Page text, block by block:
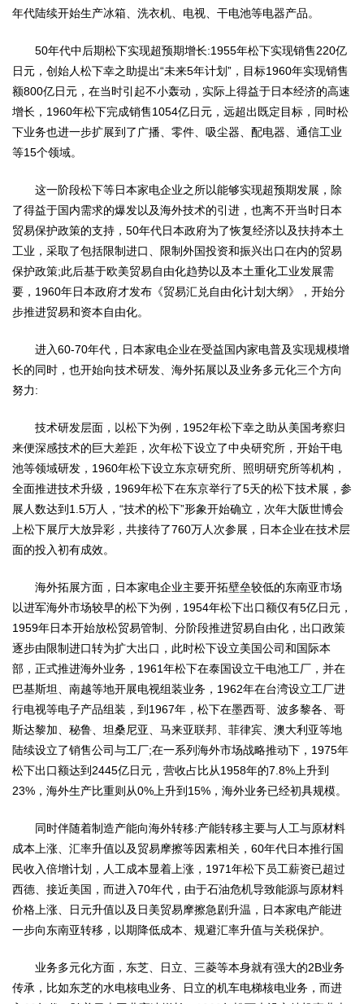
年代陆续开始生产冰箱、洗衣机、电视、干电池等电器产品。
50年代中后期松下实现超预期增长:1955年松下实现销售220亿
日元，创始人松下幸之助提出“未来5年计划”，目标1960年实现销售
额800亿日元，在当时引起不小轰动，实际上得益于日本经济的高速
增长，1960年松下完成销售1054亿日元，远超出既定目标，同时松
下业务也进一步扩展到了广播、零件、吸尘器、配电器、通信工业
等15个领域。
这一阶段松下等日本家电企业之所以能够实现超预期发展，除
了得益于国内需求的爆发以及海外技术的引进，也离不开当时日本
贸易保护政策的支持，50年代日本政府为了恢复经济以及扶持本土
工业，采取了包括限制进口、限制外国投资和振兴出口在内的贸易
保护政策;此后基于欧美贸易自由化趋势以及本土重化工业发展需
要，1960年日本政府才发布《贸易汇兑自由化计划大纲》，开始分
步推进贸易和资本自由化。
进入60-70年代，日本家电企业在受益国内家电普及实现规模增
长的同时，也开始向技术研发、海外拓展以及业务多元化三个方向
努力:
技术研发层面，以松下为例，1952年松下幸之助从美国考察归
来便深感技术的巨大差距，次年松下设立了中央研究所，开始干电
池等领域研发，1960年松下设立东京研究所、照明研究所等机构，
全面推进技术升级，1969年松下在东京举行了5天的松下技术展，参
展人数达到1.5万人，“技术的松下”形象开始确立，次年大阪世博会
上松下展厅大放异彩，共接待了760万人次参展，日本企业在技术层
面的投入初有成效。
海外拓展方面，日本家电企业主要开拓壁垒较低的东南亚市场
以进军海外市场较早的松下为例，1954年松下出口额仅有5亿日元，
1959年日本开始放松贸易管制、分阶段推进贸易自由化，出口政策
逐步由限制进口转为扩大出口，此时松下设立美国公司和国际本
部，正式推进海外业务，1961年松下在泰国设立干电池工厂，并在
巴基斯坦、南越等地开展电视组装业务，1962年在台湾设立工厂进
行电视等电子产品组装，到1967年，松下在墨西哥、波多黎各、哥
斯达黎加、秘鲁、坦桑尼亚、马来亚联邦、菲律宾、澳大利亚等地
陆续设立了销售公司与工厂;在一系列海外市场战略推动下，1975年
松下出口额达到2445亿日元，营收占比从1958年的7.8%上升到
23%，海外生产比重则从0%上升到15%，海外业务已经初具规模。
同时伴随着制造产能向海外转移:产能转移主要与人工与原材料
成本上涨、汇率升值以及贸易摩擦等因素相关，60年代日本推行国
民收入倍增计划，人工成本显着上涨，1971年松下员工薪资已超过
西德、接近美国，而进入70年代，由于石油危机导致能源与原材料
价格上涨、日元升值以及日美贸易摩擦急剧升温，日本家电产能进
一步向东南亚转移，以期降低成本、规避汇率升值与关税保护。
业务多元化方面，东芝、日立、三菱等本身就有强大的2B业务
传承，比如东芝的水电核电业务、日立的机车电梯核电业务，而进